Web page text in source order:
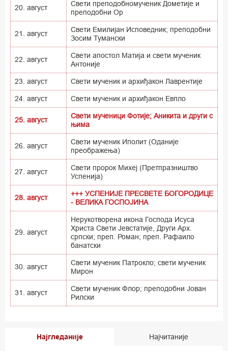
20. август
Свети преподобномученик Дометије и
преподобни Ор
21. август
Свети Емилијан Исповедник; преподобни
Зосим Тумански
22. август
Свети апостол Матија и свети мученик
Антоније
23. август Свети мученик и архиђакон Лаврентије
24. август Свети мученик и архиђакон Евпло
25. август
Свети мученици Фотије; Аникита и други с
њима
26. август
Свети мученик Иполит (Оданије
преображења)
27. август
Свети пророк Михеј (Претпразништво
Успенија)
28. август
+++ УСПЕНИЈЕ ПРЕСВЕТЕ БОГОРОДИЦЕ
- ВЕЛИКА ГОСПОЈИНА
29. август
Нерукотворена икона Господа Исуса
Христа Свети Јевстатије, Други Арх.
српски; преп. Роман; преп. Рафаило
банатски
30. август
Свети мученик Патрокло; свети мученик
Мирон
31. август
Свети мученик Флор; преподобни Јован
Рилски
Најгледаније Најчитаније